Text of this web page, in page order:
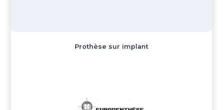
Prothèse sur implant